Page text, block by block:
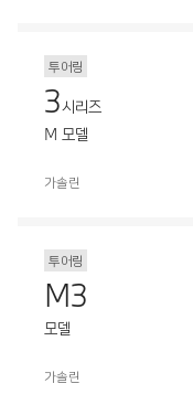
투어링
3시리즈
M 모델
가솔린
투어링
M3
모델
가솔린